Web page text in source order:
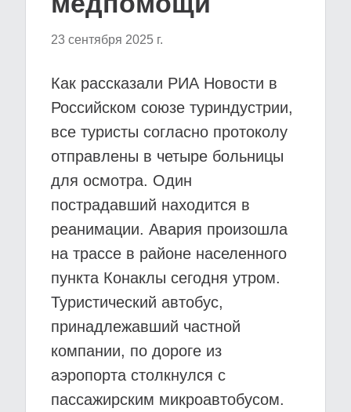
23 сентября 2025 г.
Как рассказали РИА Новости в
Российском союзе туриндустрии,
все туристы согласно протоколу
отправлены в четыре больницы
для осмотра. Один
пострадавший находится в
реанимации. Авария произошла
на трассе в районе населенного
пункта Конаклы сегодня утром.
Туристический автобус,
принадлежавший частной
компании, по дороге из
аэропорта столкнулся с
пассажирским микроавтобусом.